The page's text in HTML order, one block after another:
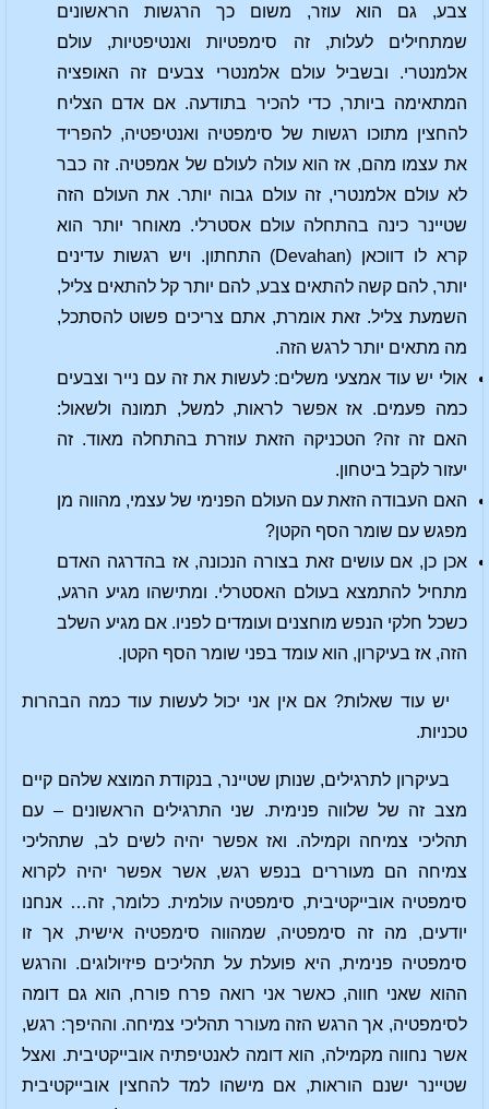
צבע, גם הוא עוזר, משום כך הרגשות הראשונים
שמתחילים לעלות, זה סימפטיות ואנטיפטיות, עולם
אלמנטרי. ובשביל עולם אלמנטרי צבעים זה האופציה
המתאימה ביותר, כדי להכיר בתודעה. אם אדם הצליח
להחצין מתוכו רגשות של סימפטיה ואנטיפטיה, להפריד
את עצמו מהם, אז הוא עולה לעולם של אמפטיה. זה כבר
לא עולם אלמנטרי, זה עולם גבוה יותר. את העולם הזה
שטיינר כינה בהתחלה עולם אסטרלי. מאוחר יותר הוא
קרא לו דווכאן (Devahan) התחתון. ויש רגשות עדינים
יותר, להם קשה להתאים צבע, להם יותר קל להתאים צליל,
השמעת צליל. זאת אומרת, אתם צריכים פשוט להסתכל,
מה מתאים יותר לרגש הזה.
אולי יש עוד אמצעי משלים: לעשות את זה עם נייר וצבעים
כמה פעמים. אז אפשר לראות, למשל, תמונה ולשאול:
האם זה זה? הטכניקה הזאת עוזרת בהתחלה מאוד. זה
יעזור לקבל ביטחון.
האם העבודה הזאת עם העולם הפנימי של עצמי, מהווה מן
מפגש עם שומר הסף הקטן?
אכן כן, אם עושים זאת בצורה הנכונה, אז בהדרגה האדם
מתחיל להתמצא בעולם האסטרלי. ומתישהו מגיע הרגע,
כשכל חלקי הנפש מוחצנים ועומדים לפניו. אם מגיע השלב
הזה, אז בעיקרון, הוא עומד בפני שומר הסף הקטן.
יש עוד שאלות? אם אין אני יכול לעשות עוד כמה הבהרות
טכניות.
בעיקרון לתרגילים, שנותן שטיינר, בנקודת המוצא שלהם קיים
מצב זה של שלווה פנימית. שני התרגילים הראשונים – עם
תהליכי צמיחה וקמילה. ואז אפשר יהיה לשים לב, שתהליכי
צמיחה הם מעוררים בנפש רגש, אשר אפשר יהיה לקרוא
סימפטיה אובייקטיבית, סימפטיה עולמית. כלומר, זה… אנחנו
יודעים, מה זה סימפטיה, שמהווה סימפטיה אישית, אך זו
סימפטיה פנימית, היא פועלת על תהליכים פיזיולוגים. והרגש
ההוא שאני חווה, כאשר אני רואה פרח פורח, הוא גם דומה
לסימפטיה, אך הרגש הזה מעורר תהליכי צמיחה. וההיפך: רגש,
אשר נחווה מקמילה, הוא דומה לאנטיפתיה אובייקטיבית. ואצל
שטיינר ישנם הוראות, אם מישהו למד להחצין אובייקטיבית